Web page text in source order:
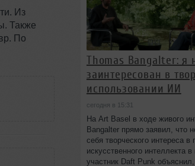
Из
Также
По
Thomas Bangalter: я
заинтересован в
использовании ИИ
сегодня в 15:31
На Art Basel в ходе живого
Bangalter прямо заявил, что
себя творческого интереса в
искусственного интеллекта
участник Daft Punk